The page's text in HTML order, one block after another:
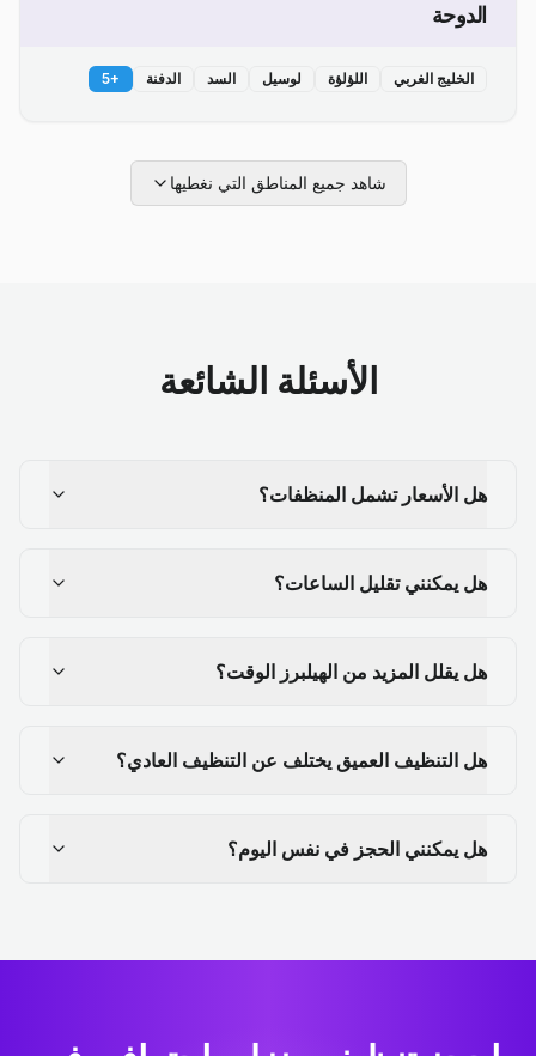
الدوحة
الخليج الغربي اللؤلؤة لوسيل السد الدفنة +
5
شاهد جميع المناطق التي نغطيها
الأسئلة الشائعة
هل الأسعار تشمل المنظفات؟
هل يمكنني تقليل الساعات؟
هل يقلل المزيد من الهيلبرز الوقت؟
هل التنظيف العميق يختلف عن التنظيف العادي؟
هل يمكنني الحجز في نفس اليوم؟